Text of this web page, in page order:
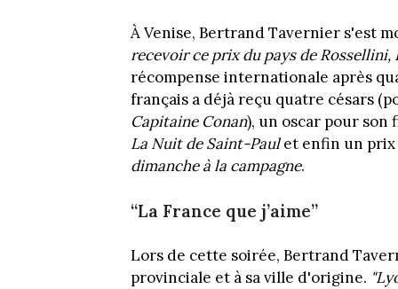
À Venise, Bertrand Tavernier s'est
recevoir ce prix du pays de
récompense internationale après
français a déjà reçu quatre césars
Capitaine Conan), un oscar pour son
La Nuit de Saint-Paulet enfin un prix
dimanche à la campagne.
“La France que j’aime”
Lors de cette soirée, Bertrand
provinciale et à sa ville d'origine.